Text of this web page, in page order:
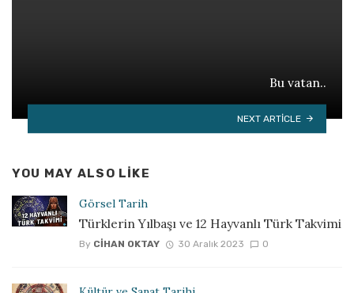
Bu vatan..
NEXT ARTICLE
YOU MAY ALSO LIKE
Görsel Tarih
Türklerin Yılbaşı ve 12 Hayvanlı Türk Takvimi
By CIHAN OKTAY 30 Aralık 2023 0